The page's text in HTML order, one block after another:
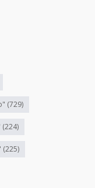
(729)
(224)
(225)